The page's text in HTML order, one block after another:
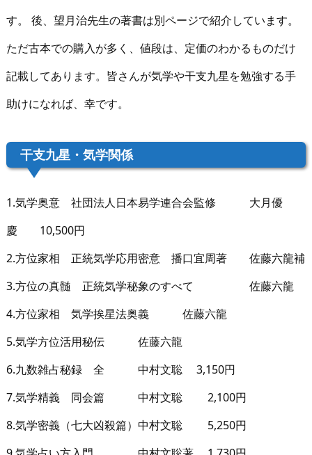
す。 後、望月治先生の著書は別ページで紹介しています。
ただ古本での購入が多く、値段は、定価のわかるものだけ
記載してあります。皆さんが気学や干支九星を勉強する手
助けになれば、幸です。
干支九星・気学関係
1.気学奥意 社団法人日本易学連合会監修 大月優
慶 10,500円
2.方位家相 正統気学応用密意 播口宜周著 佐藤六龍補
3.方位の真髄 正統気学秘象のすべて 佐藤六龍
4.方位家相 気学挨星法奥義 佐藤六龍
5.気学方位活用秘伝 佐藤六龍
6.九数雑占秘録 全 中村文聡 3,150円
7.気学精義 同会篇 中村文聡 2,100円
8.気学密義（七大凶殺篇）中村文聡 5,250円